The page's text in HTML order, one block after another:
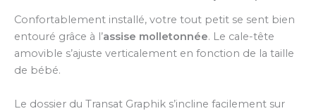
Confortablement installé, votre tout petit se sent bien
entouré grâce à l’assise molletonnée. Le cale-tête
amovible s’ajuste verticalement en fonction de la taille
de bébé.
Le dossier du Transat Graphik s’incline facilement sur